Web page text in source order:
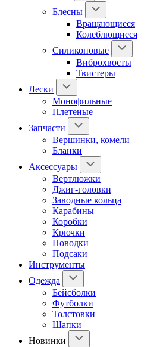
Блесны
Вращающиеся
Колеблющиеся
Силиконовые
Виброхвосты
Твистеры
Лески
Монофильные
Плетеные
Запчасти
Вершинки, комели
Бланки
Аксессуары
Вертлюжки
Джиг-головки
Заводные кольца
Карабины
Коробки
Крючки
Поводки
Подсаки
Инструменты
Одежда
Бейсболки
Футболки
Толстовки
Шапки
Новинки